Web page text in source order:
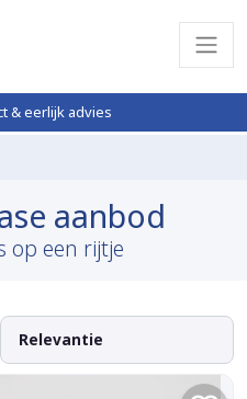
& eerlijk advies
aanbod
op een rijtje